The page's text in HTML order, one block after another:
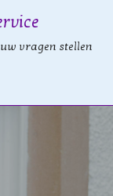
vragen stellen